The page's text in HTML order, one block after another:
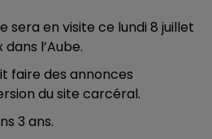
sera en visite ce lundi 8 juillet
l’Aube.
faire des annonces
du site carcéral.
3 ans.